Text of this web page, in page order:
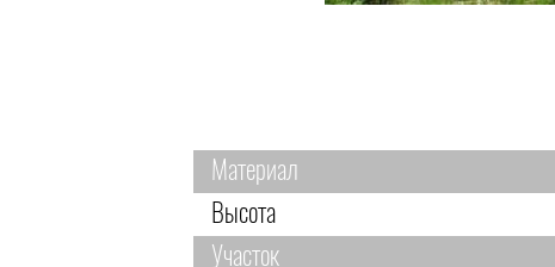
Материал
Высота
Участок